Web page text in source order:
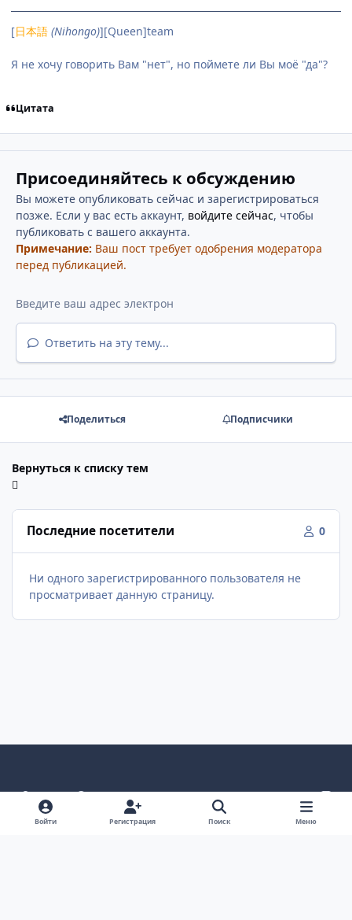
[日本語 (Nihongo)][Queen]team
Я не хочу говорить Вам "нет", но поймете ли Вы моё "да"?
Цитата
Присоединяйтесь к обсуждению
Вы можете опубликовать сейчас и зарегистрироваться
позже. Если у вас есть аккаунт, войдите сейчас, чтобы
публиковать с вашего аккаунта.
Примечание: Ваш пост требует одобрения модератора
перед публикацией.
Ответить на эту тему...
Поделиться Подписчики
Вернуться к списку тем
Последние посетители 0
Ни одного зарегистрированного пользователя не
просматривает данную страницу.
Светлый режим
Темный режим
Как в системе
v
k
Политика конфиденциальности
Войти Регистрация Поиск Меню